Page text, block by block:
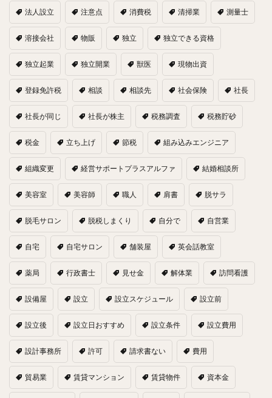
法人設立 注意点 消費税 清掃業 測量士
溶接会社 物販 独立 独立できる資格
独立起業 独立開業 獣医 現物出資
登録免許税 相談 相談先 社会保険 社長
社長が同じ 社長が株主 税務調査 税務貯砂
税金 立ち上げ 節税 組み込みエンジニア
組織変更 経営サポートプラスアルファ 結婚相談所
美容室 美容師 職人 肩書 脱サラ
脱毛サロン 脱税しまくり 自分で 自営業
自宅 自宅サロン 舗装屋 英会話教室
薬局 行政書士 見せ金 解体業 訪問看護
設備屋 設立 設立スケジュール 設立前
設立後 設立日おすすめ 設立条件 設立費用
設計事務所 許可 請求書ない 費用
貿易業 賃貸マンション 賃貸物件 資本金